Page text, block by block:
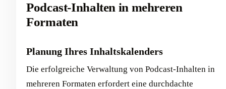
Podcast-Inhalten in mehreren
Formaten
Planung Ihres Inhaltskalenders
Die erfolgreiche Verwaltung von Podcast-Inhalten in
mehreren Formaten erfordert eine durchdachte